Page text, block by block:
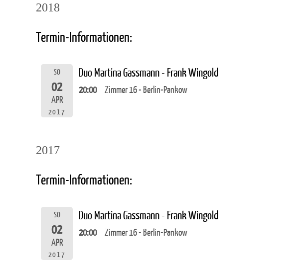
2018
Termin-Informationen:
SO
02
APR
2017
Duo Martina Gassmann - Frank Wingold
20:00 Zimmer 16 - Berlin-Pankow
2017
Termin-Informationen:
SO
02
APR
2017
Duo Martina Gassmann - Frank Wingold
20:00 Zimmer 16 - Berlin-Pankow